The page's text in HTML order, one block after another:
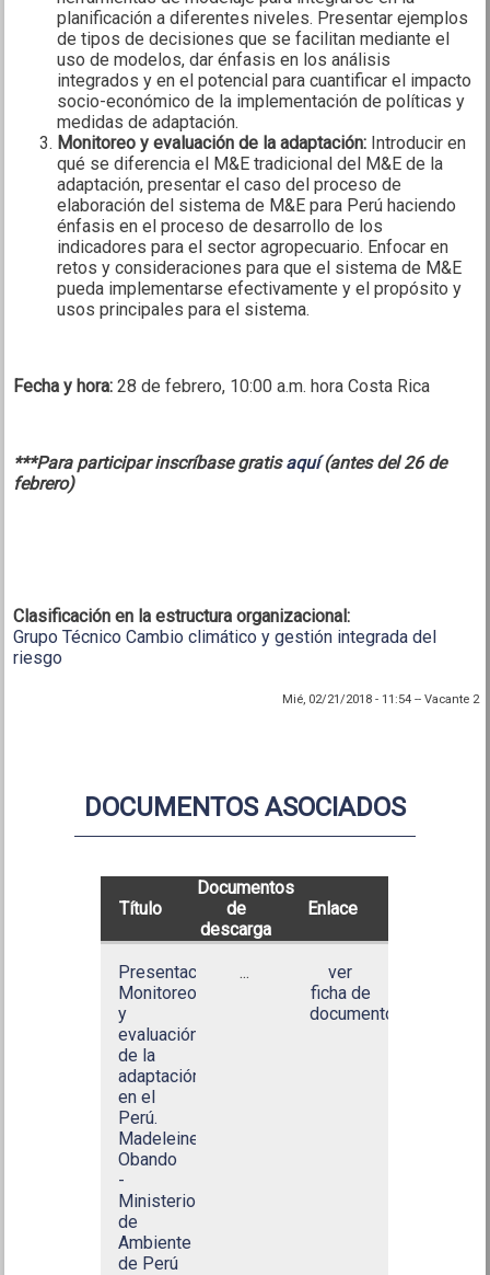
planificación a diferentes niveles. Presentar ejemplos
de tipos de decisiones que se facilitan mediante el
uso de modelos, dar énfasis en los análisis
integrados y en el potencial para cuantificar el impacto
socio-económico de la implementación de políticas y
medidas de adaptación.
Monitoreo y evaluación de la adaptación: Introducir en
qué se diferencia el M&E tradicional del M&E de la
adaptación, presentar el caso del proceso de
elaboración del sistema de M&E para Perú haciendo
énfasis en el proceso de desarrollo de los
indicadores para el sector agropecuario. Enfocar en
retos y consideraciones para que el sistema de M&E
pueda implementarse efectivamente y el propósito y
usos principales para el sistema.
Fecha y hora: 28 de febrero, 10:00 a.m. hora Costa Rica
***Para participar inscríbase gratisaquí(antes del 26 de
febrero)
Clasificación en la estructura organizacional:
Grupo Técnico Cambio climático y gestión integrada del
riesgo
Mié, 02/21/2018 - 11:54-- Vacante 2
DOCUMENTOS ASOCIADOS
Título
Documentos
de
descarga
Enlace
Presentación:
Monitoreo
y
evaluación
de la
adaptación
en el
Perú.
Madeleine
Obando
-
Ministerio
de
Ambiente
de Perú
...
ver
ficha de
documento